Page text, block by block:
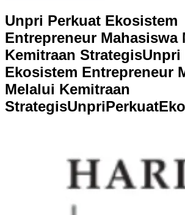
Unpri Perkuat Ekosistem
Entrepreneur Mahasiswa
Kemitraan StrategisUnpri
Ekosistem Entrepreneur
Melalui Kemitraan
StrategisUnpriPerkuatEko